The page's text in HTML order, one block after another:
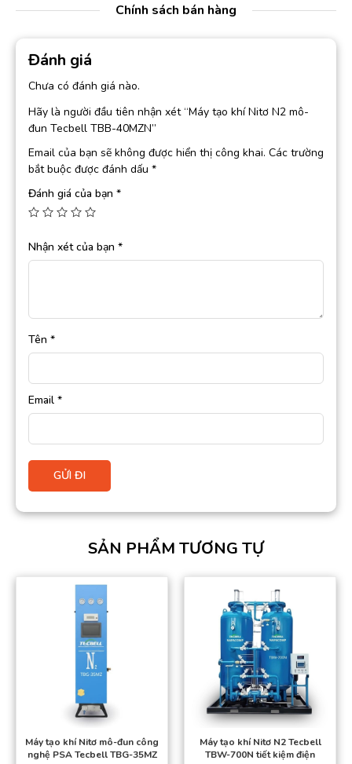
Chính sách bán hàng
Đánh giá
Chưa có đánh giá nào.
Hãy là người đầu tiên nhận xét “Máy tạo khí Nitơ N2 mô-
đun Tecbell TBB-40MZN”
Email của bạn sẽ không được hiển thị công khai. Các trường
bắt buộc được đánh dấu *
Đánh giá của bạn *
Nhận xét của bạn *
Tên *
Email *
SẢN PHẨM TƯƠNG TỰ
Máy tạo khí Nitơ mô-đun công
nghệ PSA Tecbell TBG-35MZ
Máy tạo khí Nitơ N2 Tecbell
TBW-700N tiết kiệm điện